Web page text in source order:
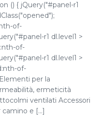
() { jQuery("#panel-r1
of-
r1 dl.level1 >
of-
r1 dl.level1 >
of-
per la
ermeticità
ventilati Accessori
e [...]